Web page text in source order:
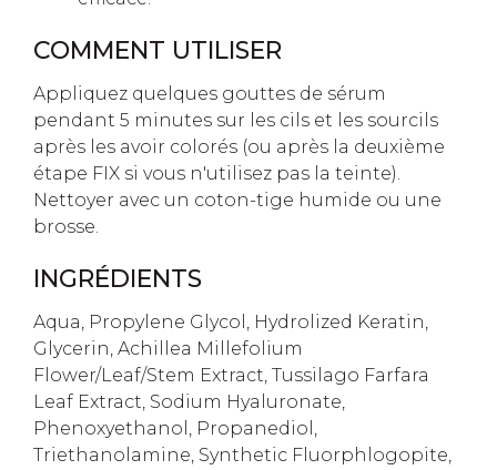
COMMENT UTILISER
Appliquez quelques gouttes de sérum
pendant 5 minutes sur les cils et les sourcils
après les avoir colorés (ou après la deuxième
étape FIX si vous n'utilisez pas la teinte).
Nettoyer avec un coton-tige humide ou une
brosse.
INGRÉDIENTS
Aqua, Propylene Glycol, Hydrolized Keratin,
Glycerin, Achillea Millefolium
Flower/Leaf/Stem Extract, Tussilago Farfara
Leaf Extract, Sodium Hyaluronate,
Phenoxyethanol, Propanediol,
Triethanolamine, Synthetic Fluorphlogopite,